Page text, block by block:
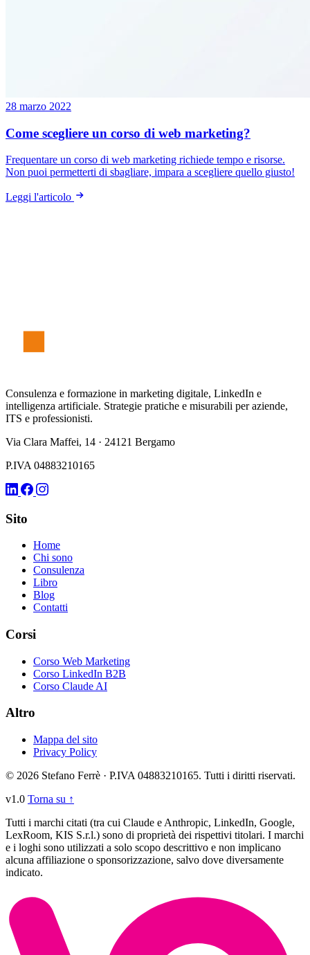
28 marzo 2022
Come scegliere un corso di web marketing?
Frequentare un corso di web marketing richiede tempo e risorse.
Non puoi permetterti di sbagliare, impara a scegliere quello giusto!
Leggi l'articolo
Consulenza e formazione in marketing digitale, LinkedIn e
intelligenza artificiale. Strategie pratiche e misurabili per aziende,
ITS e professionisti.
Via Clara Maffei, 14 · 24121 Bergamo
P.IVA 04883210165
Sito
Home
Chi sono
Consulenza
Libro
Blog
Contatti
Corsi
Corso Web Marketing
Corso LinkedIn B2B
Corso Claude AI
Altro
Mappa del sito
Privacy Policy
© 2026 Stefano Ferrè · P.IVA 04883210165. Tutti i diritti riservati.
v1.0 Torna su ↑
Tutti i marchi citati (tra cui Claude e Anthropic, LinkedIn, Google,
LexRoom, KIS S.r.l.) sono di proprietà dei rispettivi titolari. I marchi
e i loghi sono utilizzati a solo scopo descrittivo e non implicano
alcuna affiliazione o sponsorizzazione, salvo dove diversamente
indicato.